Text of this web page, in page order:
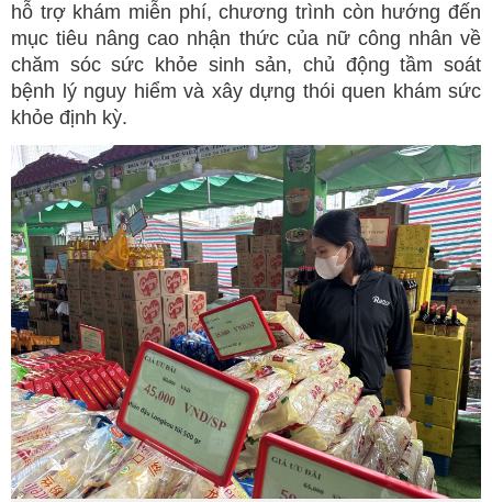
hỗ trợ khám miễn phí, chương trình còn hướng đến
mục tiêu nâng cao nhận thức của nữ công nhân về
chăm sóc sức khỏe sinh sản, chủ động tầm soát
bệnh lý nguy hiểm và xây dựng thói quen khám sức
khỏe định kỳ.